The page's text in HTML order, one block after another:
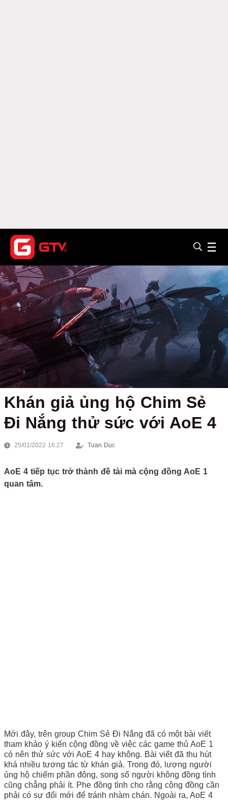
Khán giả ủng hộ Chim Sẻ
Đi Nắng thử sức với AoE 4
25/01/2022 16:27 Tuan Duc
AoE 4 tiếp tục trở thành đề tài mà cộng đồng AoE 1
quan tâm.
Mới đây, trên group Chim Sẻ Đi Nắng đã có một bài viết
tham khảo ý kiến cộng đồng về việc các game thủ AoE 1
có nên thử sức với AoE 4 hay không. Bài viết đã thu hút
khá nhiều tương tác từ khán giả. Trong đó, lượng người
ủng hộ chiếm phần đông, song số người không đồng tình
cũng chẳng phải ít. Phe đồng tình cho rằng cộng đồng cần
phải có sự đổi mới để tránh nhàm chán. Ngoài ra, AoE 4